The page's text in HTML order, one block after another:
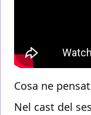
Cosa ne
Nel cast del